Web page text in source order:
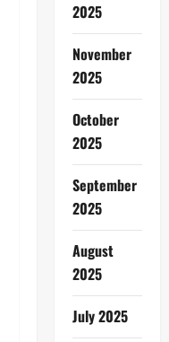
2025
November
2025
October
2025
September
2025
August
2025
July 2025